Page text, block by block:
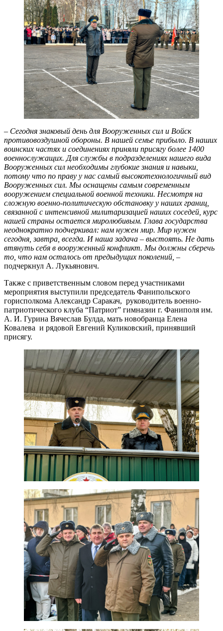
– Сегодня знаковый день для Вооруженных сил и Войск
противовоздушной обороны. В нашей семье прибыло. В наших
воинских частях и соединениях приняли присягу более 1400
военнослужащих. Для службы в подразделениях нашего вида
Вооруженных сил необходимы глубокие знания и навыки,
потому что по праву у нас самый высокотехнологичный вид
Вооруженных сил. Мы оснащены самым современным
вооружением специальной военной техники. Несмотря на
сложную военно-политическую обстановку у наших границ,
связанной с интенсивной милитаризацией наших соседей, курс
нашей страны остается миролюбивым. Глава государства
неоднократно подчеркивал: нам нужен мир. Мир нужен
сегодня, завтра, всегда. И наша задача – выстоять. Не дать
втянуть себя в вооруженный конфликт. Мы должны сберечь
то, что нам осталось от предыдущих поколений, –
подчеркнул А. Лукьянович.
Также с приветственным словом перед участниками
мероприятия выступили председатель Фанипольского
горисполкома Александр Саракач, руководитель военно-
патриотического клуба “Патриот” гимназии г. Фаниполя им.
А. И. Гурина Вячеслав Булда, мать новобранца Елена
Ковалева и рядовой Евгений Куликовский, принявший
присягу.